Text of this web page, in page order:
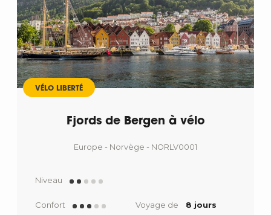
VÉLO LIBERTÉ
Fjords de Bergen à vélo
Europe - Norvège - NORLV0001
Niveau
Confort Voyage de 8 jours